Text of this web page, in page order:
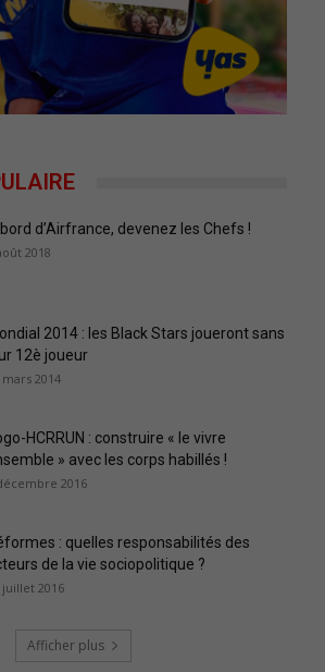
d’Airfrance, devenez les Chefs !
2018
2014 : les Black Stars joueront sans
12è joueur
mars 2014
HCRRUN : construire « le vivre
» avec les corps habillés !
2016
: quelles responsabilités des
de la vie sociopolitique ?
juillet 2016
Afficher plus